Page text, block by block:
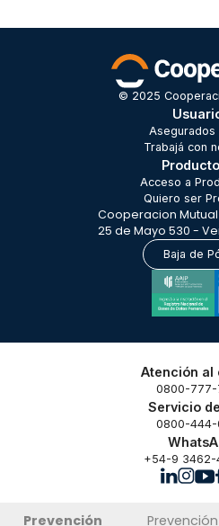
© 2025
Asegurados
Trabajá con
Acceso a
Quiero ser
Cooperacion Mutual
25 de Mayo 530 -
Baja de
Atención al
0800-777-
Servicio
0800-444-
+54-9 3462-
Prevención